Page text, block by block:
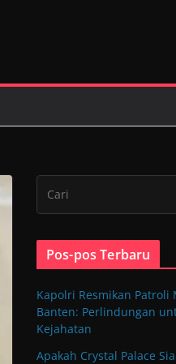
Pos-pos Terbaru
Kapolri Resmikan Patroli
Banten: Perlindungan
Kejahatan
Apakah Crystal Palace